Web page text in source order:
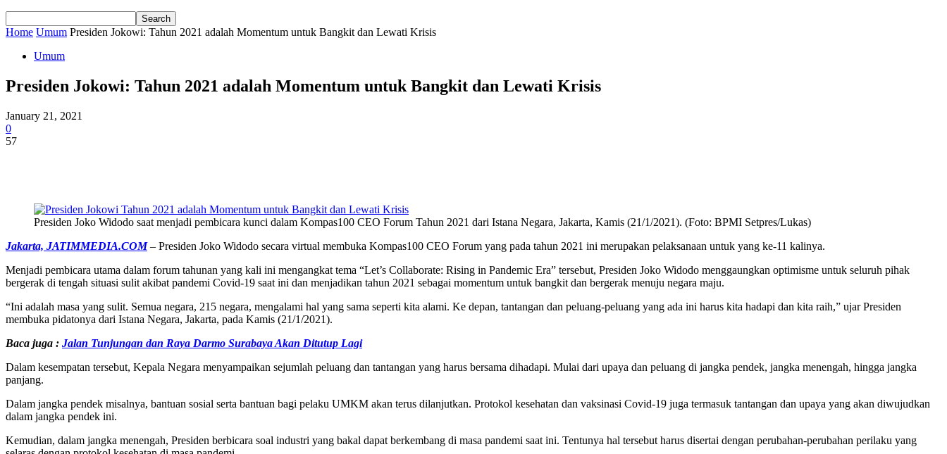
Home Umum Presiden Jokowi: Tahun 2021 adalah Momentum untuk Bangkit dan Lewati Krisis
Umum
Presiden Jokowi: Tahun 2021 adalah Momentum untuk Bangkit dan Lewati Krisis
January 21, 2021
0
57
Presiden Joko Widodo saat menjadi pembicara kunci dalam Kompas100 CEO Forum Tahun 2021 dari Istana Negara, Jakarta, Kamis (21/1/2021). (Foto: BPMI Setpres/Lukas)
Jakarta, JATIMMEDIA.COM– Presiden Joko Widodo secara virtual membuka Kompas100 CEO Forum yang pada tahun 2021 ini merupakan pelaksanaan untuk yang ke-11 kalinya.
Menjadi pembicara utama dalam forum tahunan yang kali ini mengangkat tema “Let’s Collaborate: Rising in Pandemic Era” tersebut, Presiden Joko Widodo menggaungkan optimisme untuk seluruh pihak
bergerak di tengah situasi sulit akibat pandemi Covid-19 saat ini dan menjadikan tahun 2021 sebagai momentum untuk bangkit dan bergerak menuju negara maju.
“Ini adalah masa yang sulit. Semua negara, 215 negara, mengalami hal yang sama seperti kita alami. Ke depan, tantangan dan peluang-peluang yang ada ini harus kita hadapi dan kita raih,” ujar Presiden
membuka pidatonya dari Istana Negara, Jakarta, pada Kamis (21/1/2021).
Baca juga : Jalan Tunjungan dan Raya Darmo Surabaya Akan Ditutup Lagi
Dalam kesempatan tersebut, Kepala Negara menyampaikan sejumlah peluang dan tantangan yang harus bersama dihadapi. Mulai dari upaya dan peluang di jangka pendek, jangka menengah, hingga jangka
panjang.
Dalam jangka pendek misalnya, bantuan sosial serta bantuan bagi pelaku UMKM akan terus dilanjutkan. Protokol kesehatan dan vaksinasi Covid-19 juga termasuk tantangan dan upaya yang akan diwujudkan
dalam jangka pendek ini.
Kemudian, dalam jangka menengah, Presiden berbicara soal industri yang bakal dapat berkembang di masa pandemi saat ini. Tentunya hal tersebut harus disertai dengan perubahan-perubahan perilaku yang